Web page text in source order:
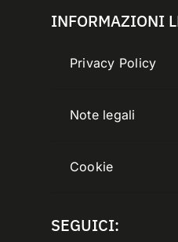
INFORMAZIONI
Privacy Policy
Note legali
Cookie
SEGUICI: